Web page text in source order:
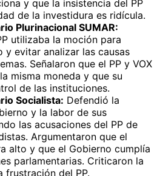
y que la insistencia del PP
de la investidura es ridícula.
Plurinacional SUMAR:
utilizaba la moción para
y evitar analizar las causas
Señalaron que el PP y VOX
misma moneda y que su
de las instituciones.
Socialista: Defendió la
y la labor de sus
las acusaciones del PP de
Argumentaron que el
alto y que el Gobierno cumplía
parlamentarias. Criticaron la
frustración del PP.